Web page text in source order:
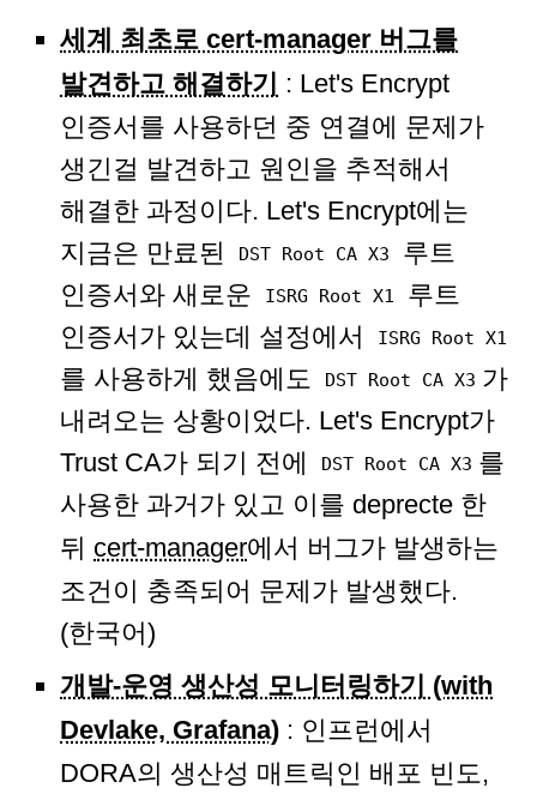
세계 최초로 cert-manager 버그를
발견하고 해결하기
: Let's Encrypt
인증서를 사용하던 중 연결에 문제가
생긴걸 발견하고 원인을 추적해서
해결한 과정이다. Let's Encrypt에는
지금은 만료된
DST Root CA X3
루트
인증서와 새로운
ISRG Root X1
루트
인증서가 있는데 설정에서
ISRG Root X1
를 사용하게 했음에도 DST Root CA X3 가
내려오는 상황이었다. Let's Encrypt가
Trust CA가 되기 전에
DST Root CA X3 를
사용한 과거가 있고 이를 deprecte 한
뒤 cert-manager에서 버그가 발생하는
조건이 충족되어 문제가 발생했다.
(한국어)
개발-운영 생산성 모니터링하기 (with
Devlake, Grafana) : 인프런에서
DORA의 생산성 매트릭인 배포 빈도,